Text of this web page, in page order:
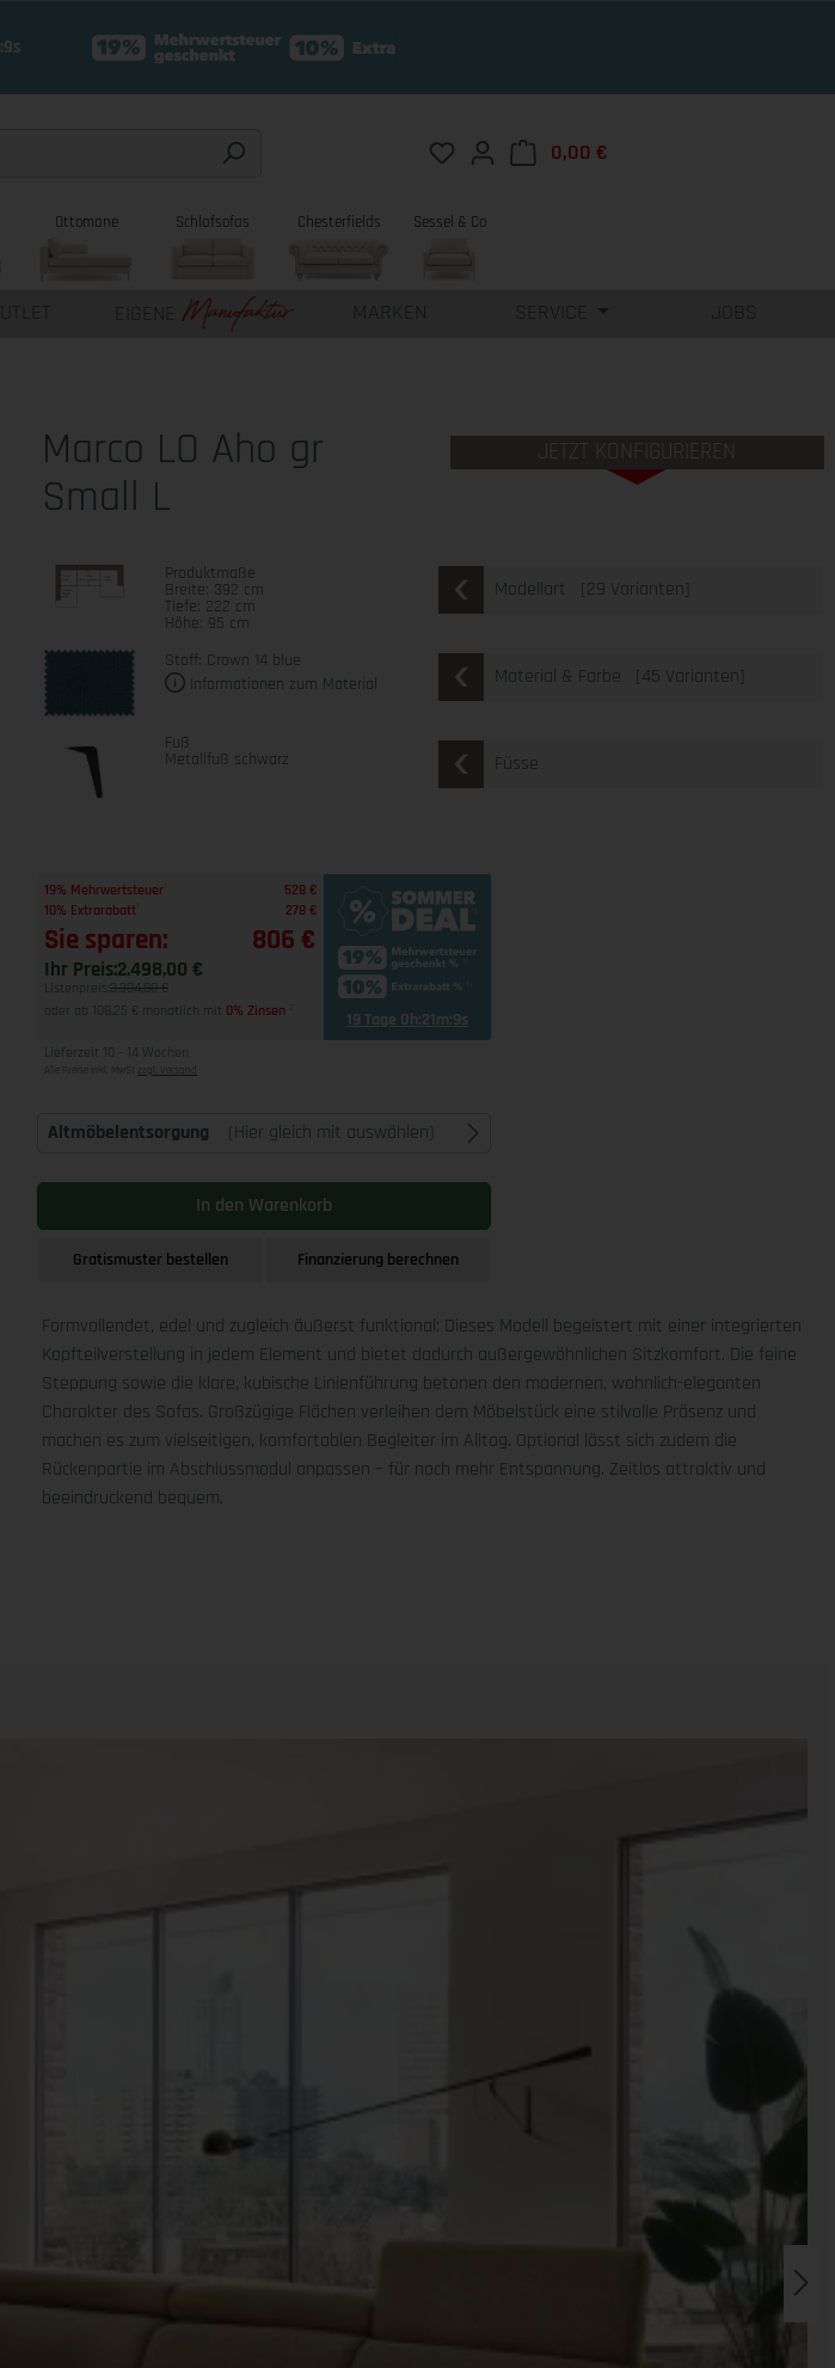
Du hast 0 Produkte auf dem Merkzettel
0,00 €
Ottomane Schlafsofas Chesterfields Sessel & Co
OUTLET EIGENE MARKEN SERVICE JOBS
Marco LO Aho gr
Small L
JETZT KONFIGURIEREN
Produktmaße
Breite: 392 cm
Tiefe: 222 cm
Höhe: 95 cm
Modellart [29 Varianten]
Stoff: Crown 14 blue
Informationen zum Material
Material & Farbe [45 Varianten]
Fuß
Metallfuß schwarz Füsse
19% Mehrwertsteuer
528 €
10% Extrarabatt
278 €
Sie sparen: 806 €
Ihr Preis:2.498,00 €
Listenpreis: 3.304,00 €
oder ab 108,25 € monatlich mit 0% Zinsen 19 Tage 0h:21m:8s
Lieferzeit 10 - 14 Wochen
Alle Preise inkl. MwSt zzgl. Versand
Altmöbelentsorgung (Hier gleich mit auswählen)
In den Warenkorb
Gratismuster bestellen Finanzierung berechnen
Formvollendet, edel und zugleich äußerst funktional: Dieses Modell begeistert mit einer integrierten
Kopfteilverstellung in jedem Element und bietet dadurch außergewöhnlichen Sitzkomfort. Die feine
Steppung sowie die klare, kubische Linienführung betonen den modernen, wohnlich-eleganten
Charakter des Sofas. Großzügige Flächen verleihen dem Möbelstück eine stilvolle Präsenz und
machen es zum vielseitigen, komfortablen Begleiter im Alltag. Optional lässt sich zudem die
Rückenpartie im Abschlussmodul anpassen – für noch mehr Entspannung. Zeitlos attraktiv und
beeindruckend bequem.